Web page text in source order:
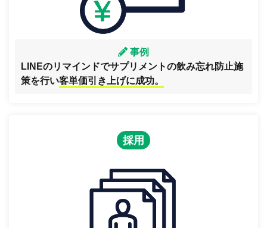
事例
LINEのリマインドでサプリメントの飲み忘れ防止施
策を行い客単価引き上げに成功。
採用